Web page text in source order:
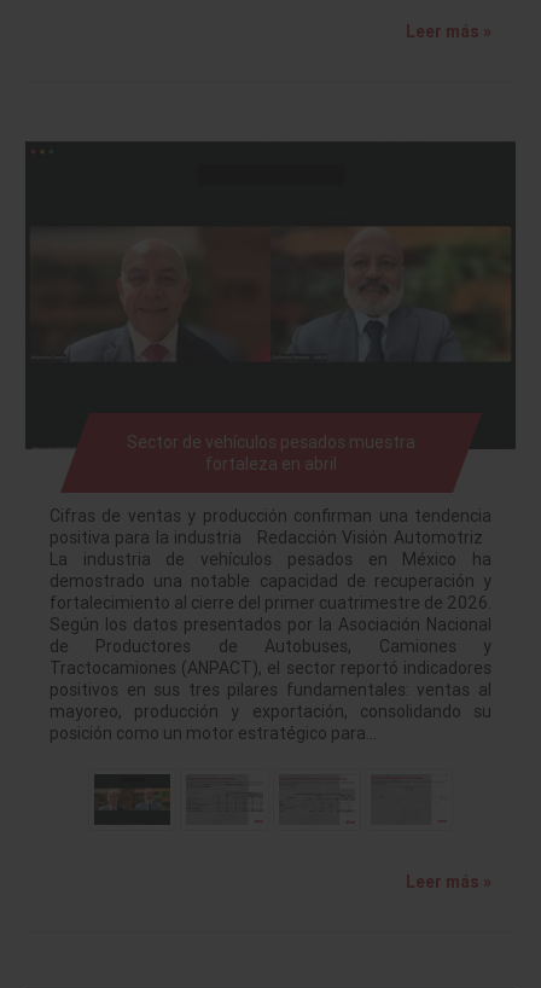
Leer más »
Sector de vehículos pesados muestra
fortaleza en abril
Cifras de ventas y producción confirman una tendencia
positiva para la industria Redacción Visión Automotriz
La industria de vehículos pesados en México ha
demostrado una notable capacidad de recuperación y
fortalecimiento al cierre del primer cuatrimestre de 2026.
Según los datos presentados por la Asociación Nacional
de Productores de Autobuses, Camiones y
Tractocamiones (ANPACT), el sector reportó indicadores
positivos en sus tres pilares fundamentales: ventas al
mayoreo, producción y exportación, consolidando su
posición como un motor estratégico para…
Leer más »